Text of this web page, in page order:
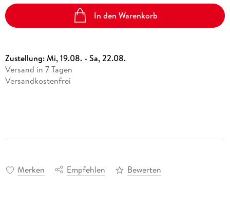
In den Warenkorb
Zustellung:Mi, 19.08. - Sa, 22.08.
Versand in 7 Tagen
Versandkostenfrei
Merken Empfehlen Bewerten